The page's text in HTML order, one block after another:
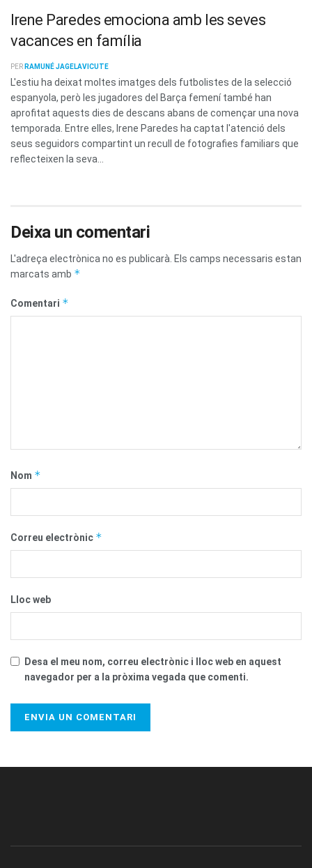
Irene Paredes emociona amb les seves
vacances en família
PER RAMUNÉ JAGELAVICUTE
L'estiu ha deixat moltes imatges dels futbolistes de la selecció
espanyola, però les jugadores del Barça femení també han
aprofitat aquests dies de descans abans de començar una nova
temporada. Entre elles, Irene Paredes ha captat l'atenció dels
seus seguidors compartint un recull de fotografies familiars que
reflecteixen la seva...
Deixa un comentari
L'adreça electrònica no es publicarà. Els camps necessaris estan
marcats amb *
Comentari *
Nom *
Correu electrònic *
Lloc web
Desa el meu nom, correu electrònic i lloc web en aquest
navegador per a la pròxima vegada que comenti.